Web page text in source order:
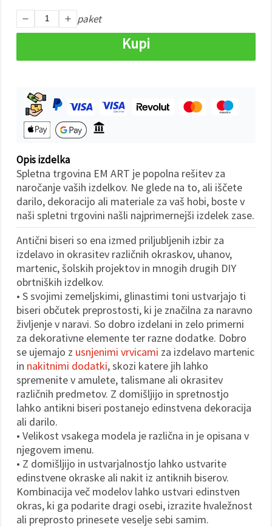
vse
paket
Kupi
Opis izdelka
Spletna trgovina EM ART je popolna rešitev za
naročanje vaših izdelkov. Ne glede na to, ali iščete
darilo, dekoracijo ali materiale za vaš hobi, boste v
naši spletni trgovini našli najprimernejši izdelek zase.
Antični biseri so ena izmed priljubljenih izbir za
izdelavo in okrasitev različnih okraskov, uhanov,
martenic, šolskih projektov in mnogih drugih DIY
obrtniških izdelkov.
• S svojimi zemeljskimi, glinastimi toni ustvarjajo ti
biseri občutek preprostosti, ki je značilna za naravno
življenje v naravi. So dobro izdelani in zelo primerni
za dekorativne elemente ter razne dodatke. Dobro
se ujemajo z usnjenimi vrvicami za izdelavo martenic
in nakitnimi dodatki, skozi katere jih lahko
spremenite v amulete, talismane ali okrasitev
različnih predmetov. Z domišljijo in spretnostjo
lahko antikni biseri postanejo edinstvena dekoracija
ali darilo.
• Velikost vsakega modela je različna in je opisana v
njegovem imenu.
• Z domišljijo in ustvarjalnostjo lahko ustvarite
edinstvene okraske ali nakit iz antiknih biserov.
Kombinacija več modelov lahko ustvari edinstven
okras, ki ga podarite dragi osebi, izrazite hvaležnost
ali preprosto prinesete veselje sebi samim.